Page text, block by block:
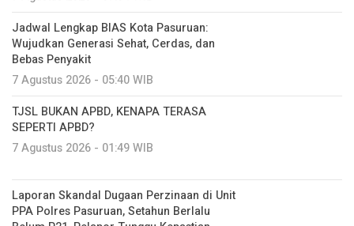
Jadwal Lengkap BIAS Kota Pasuruan:
Wujudkan Generasi Sehat, Cerdas, dan
Bebas Penyakit
7 Agustus 2026 - 05:40 WIB
TJSL BUKAN APBD, KENAPA TERASA
SEPERTI APBD?
7 Agustus 2026 - 01:49 WIB
Laporan Skandal Dugaan Perzinaan di Unit
PPA Polres Pasuruan, Setahun Berlalu